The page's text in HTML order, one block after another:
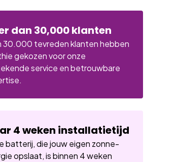
dan 30,000 klanten
30.000 tevreden klanten hebben
gekozen voor onze
service en betrouwbare
4 weken installatietijd
batterij, die jouw eigen zonne-
opslaat, is binnen 4 weken